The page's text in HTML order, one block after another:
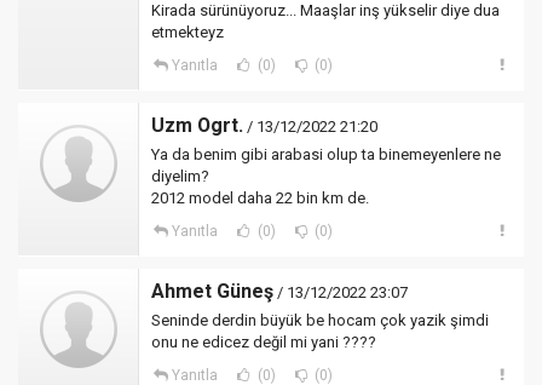
Kirada sürünüyoruz... Maaşlar inş yükselir diye dua
etmekteyz
Yanıtla (0) (0)
Uzm Ogrt. / 13/12/2022 21:20
Ya da benim gibi arabasi olup ta binemeyenlere ne
diyelim?
2012 model daha 22 bin km de.
Yanıtla (0) (0)
Ahmet Güneş / 13/12/2022 23:07
Seninde derdin büyük be hocam çok yazik şimdi
onu ne edicez değil mi yani ????
Yanıtla (0) (0)